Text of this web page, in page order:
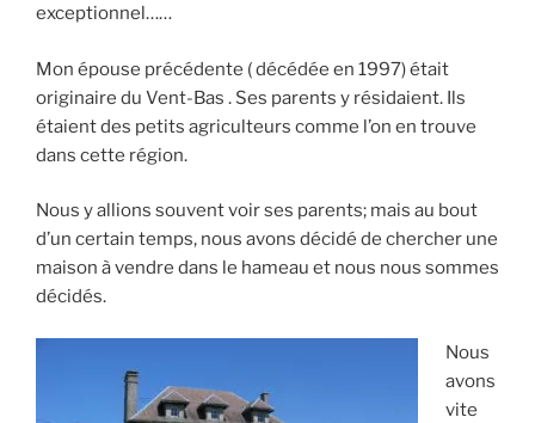
exceptionnel……
Mon épouse précédente ( décédée en 1997) était
originaire du Vent-Bas . Ses parents y résidaient. Ils
étaient des petits agriculteurs comme l’on en trouve
dans cette région.
Nous y allions souvent voir ses parents; mais au bout
d’un certain temps, nous avons décidé de chercher une
maison à vendre dans le hameau et nous nous sommes
décidés.
Nous
avons
vite